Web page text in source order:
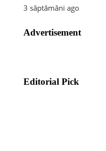
3 săptămâni ago
Advertisement
Editorial Pick